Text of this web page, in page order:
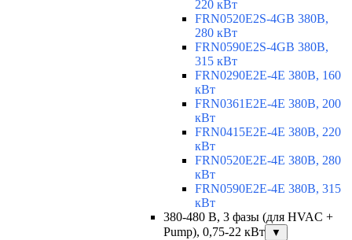
220 кВт
FRN0520E2S-4GB 380В,
280 кВт
FRN0590E2S-4GB 380В,
315 кВт
FRN0290E2E-4E 380В, 160
кВт
FRN0361E2E-4E 380В, 200
кВт
FRN0415E2E-4E 380В, 220
кВт
FRN0520E2E-4E 380В, 280
кВт
FRN0590E2E-4E 380В, 315
кВт
380-480 В, 3 фазы (для HVAC +
Pump), 0,75-22 кВт
▼